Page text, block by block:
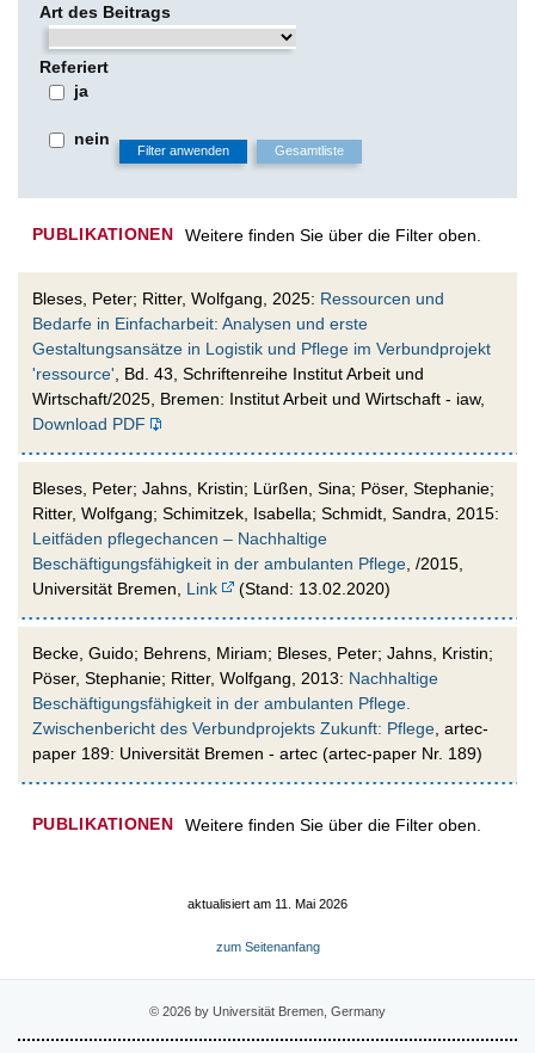
Art des Beitrags
Referiert
ja
nein
PUBLIKATIONEN Weitere finden Sie über die Filter oben.
Bleses, Peter; Ritter, Wolfgang, 2025: Ressourcen und
Bedarfe in Einfacharbeit: Analysen und erste
Gestaltungsansätze in Logistik und Pflege im Verbundprojekt
'ressource' , Bd. 43, Schriftenreihe Institut Arbeit und
Wirtschaft/2025, Bremen: Institut Arbeit und Wirtschaft - iaw,
Download PDF
Bleses, Peter; Jahns, Kristin; Lürßen, Sina; Pöser, Stephanie;
Ritter, Wolfgang; Schimitzek, Isabella; Schmidt, Sandra, 2015:
Leitfäden pflegechancen – Nachhaltige
Beschäftigungsfähigkeit in der ambulanten Pflege , /2015,
Universität Bremen, Link (Stand: 13.02.2020)
Becke, Guido; Behrens, Miriam; Bleses, Peter; Jahns, Kristin;
Pöser, Stephanie; Ritter, Wolfgang, 2013: Nachhaltige
Beschäftigungsfähigkeit in der ambulanten Pflege.
Zwischenbericht des Verbundprojekts Zukunft: Pflege , artec-
paper 189: Universität Bremen - artec (artec-paper Nr. 189)
PUBLIKATIONEN Weitere finden Sie über die Filter oben.
aktualisiert am 11. Mai 2026
zum Seitenanfang
© 2026 by Universität Bremen, Germany